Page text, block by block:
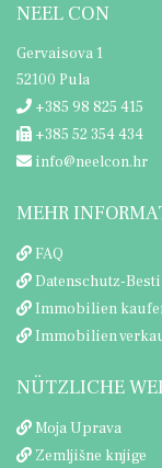
NEEL CON
Gervaisova 1
52100 Pula
+385 98 825 415
+385 52 354 434
info@neelcon.hr
MEHR
FAQ
Datenschutz-
Immobilien
Immobilien
NÜTZLICHE
Moja Uprava
Zemljišne knjige